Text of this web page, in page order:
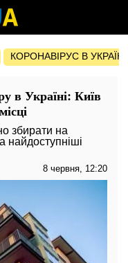
КОРОНАВІРУС В УКРАЇНІ
в Україні: Київ
збирати на
найдоступніші
8 червня, 12:20